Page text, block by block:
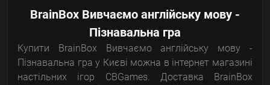
BrainBox Вивчаємо англійську мову -
Пізнавальна гра
Купити BrainBox Вивчаємо англійську мову -
Пізнавальна гра у Києві можна в інтернет магазині
настільних ігор CBGames. Доставка BrainBox